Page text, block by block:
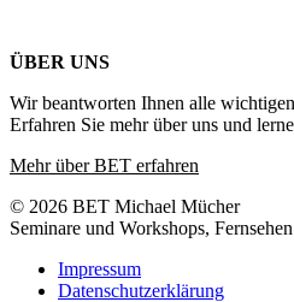
ÜBER UNS
Wir beantworten Ihnen alle
Erfahren Sie mehr über uns und
Mehr über BET erfahren
© 2026 BET Michael Mücher
Seminare und Workshops,
Impressum
Datenschutzerklärung